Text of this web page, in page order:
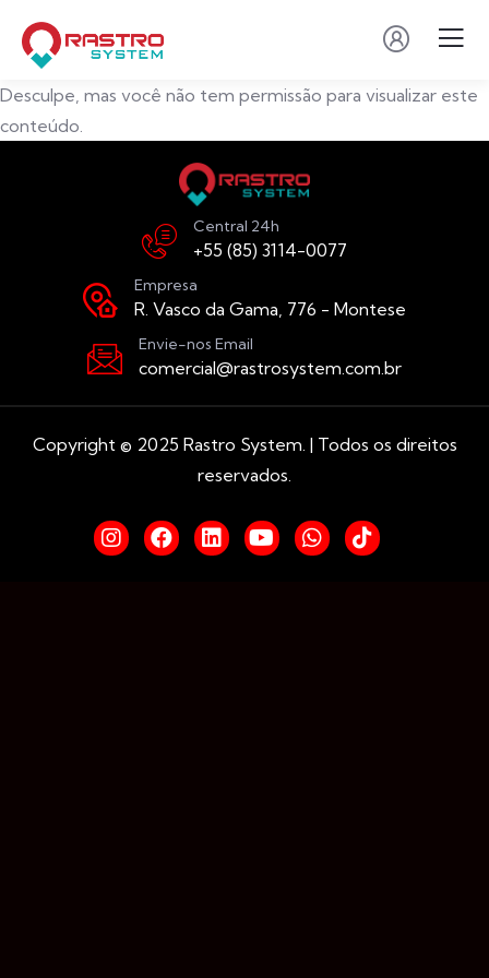
Desculpe, mas você não tem permissão para visualizar este
conteúdo.
Central 24h
+55 (85) 3114-0077
Empresa
R. Vasco da Gama, 776 - Montese
Envie-nos Email
comercial@rastrosystem.com.br
Copyright © 2025 Rastro System. | Todos os direitos
reservados.